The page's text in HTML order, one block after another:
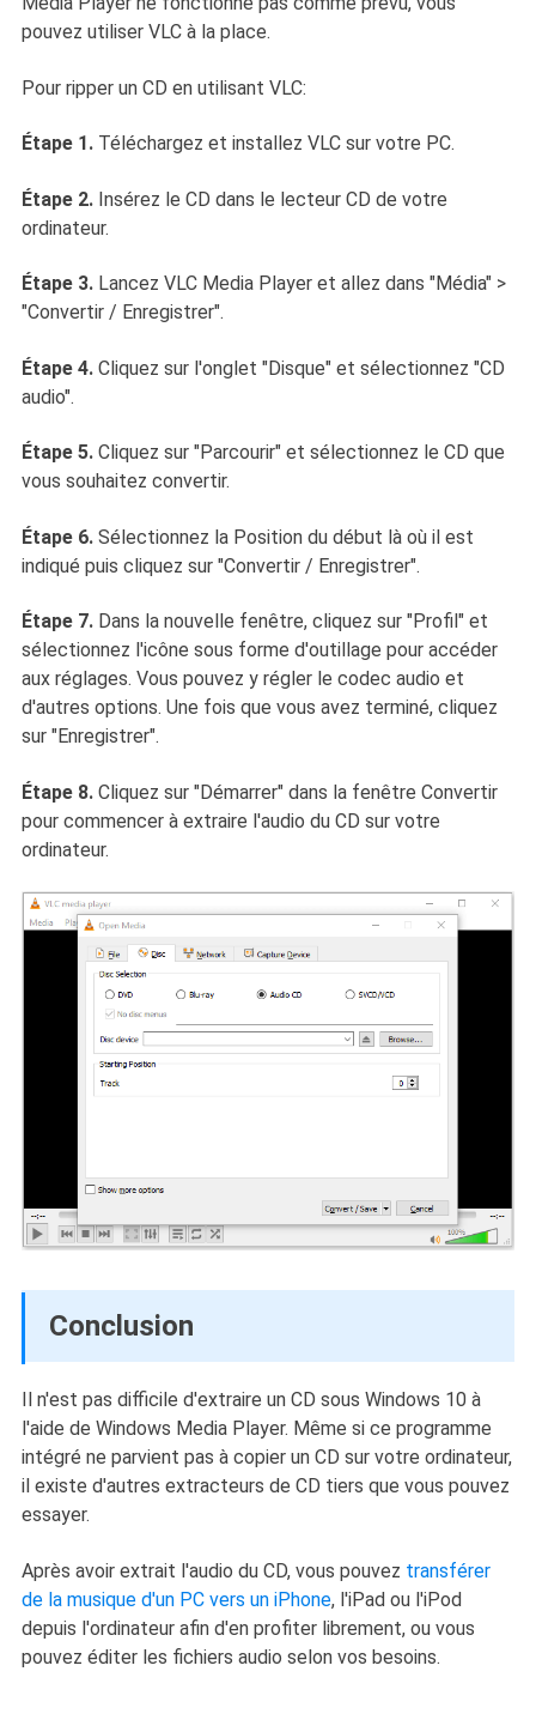
pouvez utiliser VLC à la place.
Pour ripper un CD en utilisant VLC:
Étape 1. Téléchargez et installez VLC sur votre PC.
Étape 2. Insérez le CD dans le lecteur CD de votre
ordinateur.
Étape 3. Lancez VLC Media Player et allez dans "Média" >
"Convertir / Enregistrer".
Étape 4. Cliquez sur l'onglet "Disque" et sélectionnez "CD
audio".
Étape 5. Cliquez sur "Parcourir" et sélectionnez le CD que
vous souhaitez convertir.
Étape 6. Sélectionnez la Position du début là où il est
indiqué puis cliquez sur "Convertir / Enregistrer".
Étape 7. Dans la nouvelle fenêtre, cliquez sur "Profil" et
sélectionnez l'icône sous forme d'outillage pour accéder
aux réglages. Vous pouvez y régler le codec audio et
d'autres options. Une fois que vous avez terminé, cliquez
sur "Enregistrer".
Étape 8. Cliquez sur "Démarrer" dans la fenêtre Convertir
pour commencer à extraire l'audio du CD sur votre
ordinateur.
Conclusion
Il n'est pas difficile d'extraire un CD sous Windows 10 à
l'aide de Windows Media Player. Même si ce programme
intégré ne parvient pas à copier un CD sur votre ordinateur,
il existe d'autres extracteurs de CD tiers que vous pouvez
essayer.
Après avoir extrait l'audio du CD, vous pouvez transférer
de la musique d'un PC vers un iPhone, l'iPad ou l'iPod
depuis l'ordinateur afin d'en profiter librement, ou vous
pouvez éditer les fichiers audio selon vos besoins.